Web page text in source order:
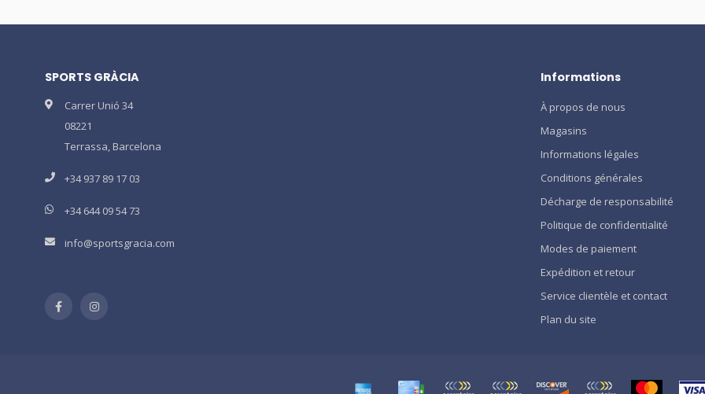
SPORTS GRÀCIA
Carrer Unió 34
08221
Terrassa, Barcelona
+34 937 89 17 03
+34 644 09 54 73
info@sportsgracia.com
Informations
À propos de nous
Magasins
Informations légales
Conditions générales
Décharge de responsabilité
Politique de confidentialité
Modes de paiement
Expédition et retour
Service clientèle et contact
Plan du site